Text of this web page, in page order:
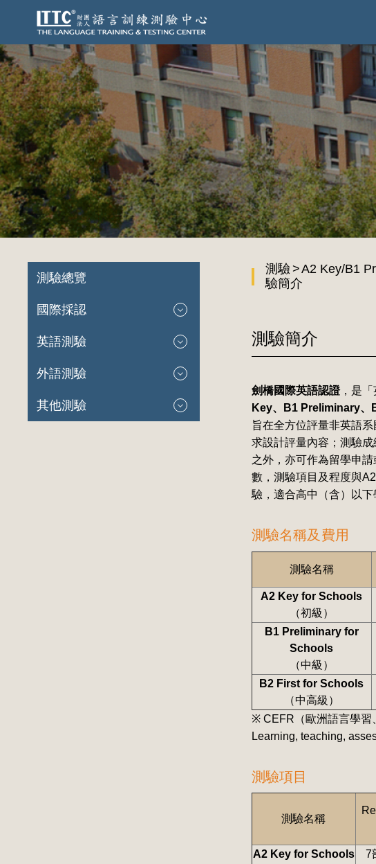
測驗總覽
國際採認
英語測驗
外語測驗
其他測驗
測驗 A2 Key/B1
驗簡介
測驗簡介
劍橋國際英語認證，是「
Key、B1 Preliminary
旨在全方位評量非英語
求設計評量內容；測驗
之外，亦可作為留學申
數，測驗項目及程度與
驗，適合高中（含）以下
測驗名稱及費用
測驗名稱
A2 Key for Schools
（初級）
B1 Preliminary for
Schools
（中級）
B2 First for Schools
（中高級）
※ CEFR（歐洲語言學習
Learning, teaching,
測驗項目
測驗名稱
A2 Key for Schools
7